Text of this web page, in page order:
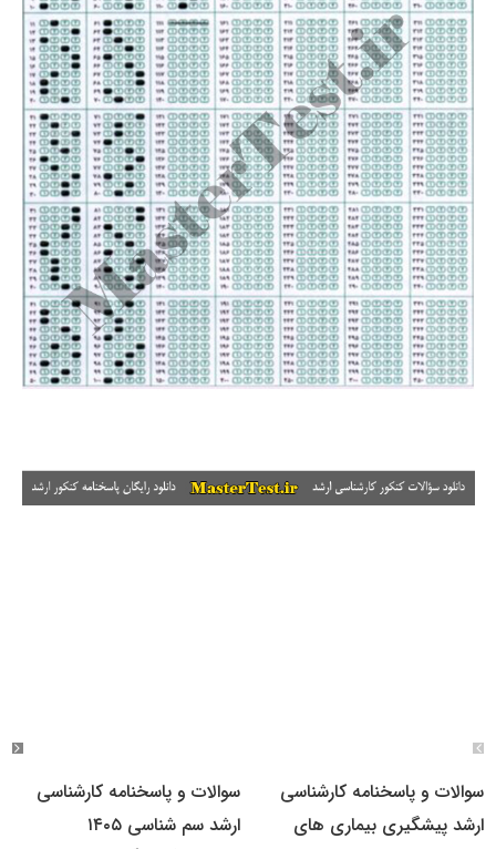
سوالات و پاسخنامه کارشناسی
ارشد پیشگیری بیماری های
سوالات و پاسخنامه کارشناسی
ارشد سم شناسی ۱۴۰۵